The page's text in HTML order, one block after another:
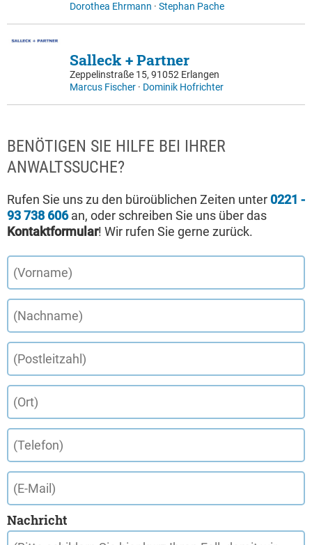
Dorothea Ehrmann · Stephan Pache
Salleck + Partner
Zeppelinstraße 15, 91052 Erlangen
Marcus Fischer · Dominik Hofrichter
BENÖTIGEN SIE HILFE BEI IHRER
ANWALTSSUCHE?
Rufen Sie uns zu den büroüblichen Zeiten unter 0221 -
93 738 606an, oder schreiben Sie uns über das
Kontaktformular! Wir rufen Sie gerne zurück.
Nachricht